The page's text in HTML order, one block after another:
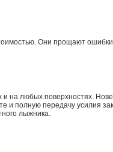
Они прощают
на любых поверхностях.
и полную передачу усилия
лыжника.